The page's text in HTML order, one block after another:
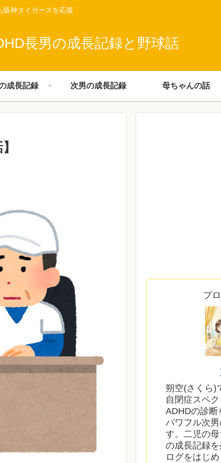
阪神タイガースを応援
長男の成長記録と野球話
成長記録 次男の成長記録 母ちゃんの話
プ
朔空(さくら)
自閉症スペク
ADHDの診断
パワフル次
す。二児の
の成長記録
ログをはじ